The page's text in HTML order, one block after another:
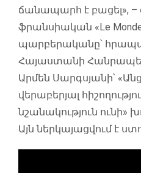
ճանապարհ է բացել», –
ֆրանսիական «Le
պարբերականը՝
Հայաստանի
Արմեն Սարգսյանի՝
վերաբերյալ
նշանակություն ունի»
Այն ներկայացվում է